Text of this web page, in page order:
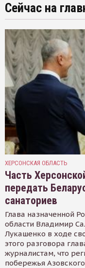
Сейчас на
ХЕРСОНСКАЯ ОБЛАСТЬ
Часть
передать
санаториев
Глава назначенной
области Владимир
Лукашенко в ходе
этого разговора
журналистам, что
побережья